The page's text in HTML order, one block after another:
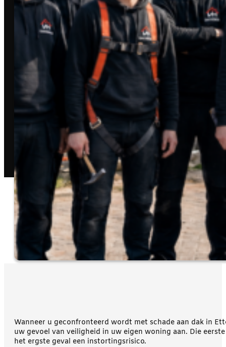
Wanneer u geconfronteerd wordt met schade aan dak in
uw gevoel van veiligheid in uw eigen woning aan. Die
het ergste geval een instortingsrisico.